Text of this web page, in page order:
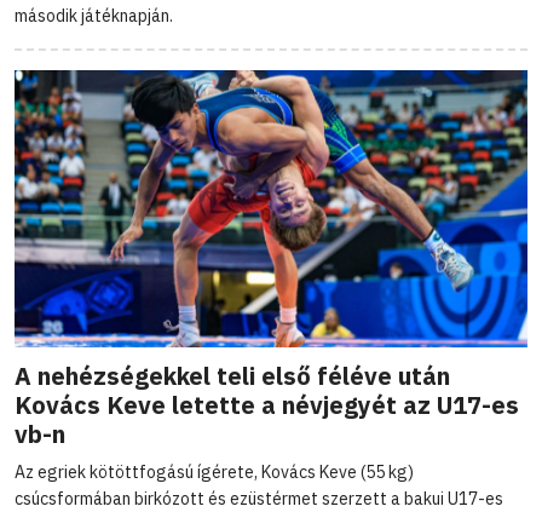
második játéknapján.
A nehézségekkel teli első féléve után
Kovács Keve letette a névjegyét az U17-es
vb-n
Az egriek kötöttfogású ígérete, Kovács Keve (55 kg)
csúcsformában birkózott és ezüstérmet szerzett a bakui U17-es